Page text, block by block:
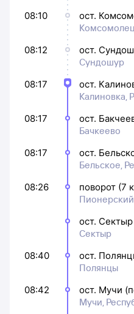
08:10
ост.
08:12
ост.
Сундошур
08:17
ост.
Калиновка,
08:17
ост.
Бачкеево
08:17
ост.
Бельское,
08:26
поворот (7
ост. Сектыр
Сектыр
08:40
ост.
Полянцы
08:42
ост. Мучи
Мучи,